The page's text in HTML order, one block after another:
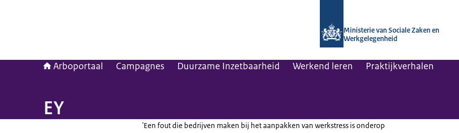
Ministerie van Sociale Zaken en
Werkgelegenheid
Arboportaal Campagnes Duurzame Inzetbaarheid Werkend leren Praktijkverhalen
EY
'Een fout die bedrijven maken bij het aanpakken van werkstress is onderop